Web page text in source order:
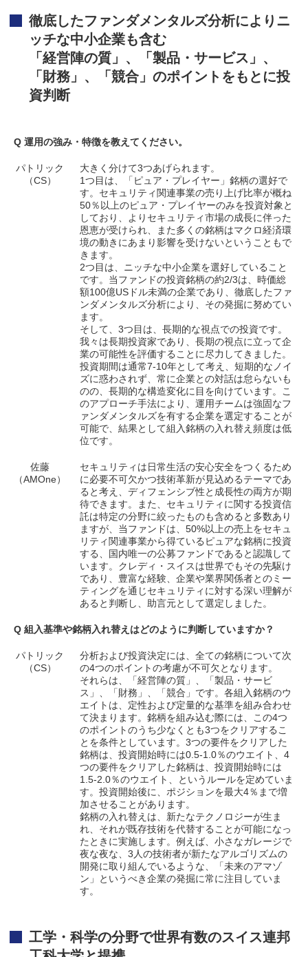
徹底したファンダメンタルズ分析によりニ
ッチな中小企業も含む
「経営陣の質」、「製品・サービス」、
「財務」、「競合」のポイントをもとに投
資判断
Q 運用の強み・特徴を教えてください。
パトリック
（CS）
大きく分けて3つあげられます。
1つ目は、「ピュア・プレイヤー」銘柄の選好で
す。セキュリティ関連事業の売り上げ比率が概ね
50％以上のピュア・プレイヤーのみを投資対象と
しており、よりセキュリティ市場の成長に伴った
恩恵が受けられ、また多くの銘柄はマクロ経済環
境の動きにあまり影響を受けないということもで
きます。
2つ目は、ニッチな中小企業を選好していること
です。当ファンドの投資銘柄の約2/3は、時価総
額100億USドル未満の企業であり、徹底したファ
ンダメンタルズ分析により、その発掘に努めてい
ます。
そして、3つ目は、長期的な視点での投資です。
我々は長期投資家であり、長期の視点に立って企
業の可能性を評価することに尽力してきました。
投資期間は通常7-10年として考え、短期的なノイ
ズに惑わされず、常に企業との対話は怠らないも
のの、長期的な構造変化に目を向けています。こ
のアプローチ手法により、運用チームは強固なフ
ァンダメンタルズを有する企業を選定することが
可能で、結果として組入銘柄の入れ替え頻度は低
位です。
佐藤
（AMOne）
セキュリティは日常生活の安心安全をつくるため
に必要不可欠かつ技術革新が見込めるテーマであ
ると考え、ディフェンシブ性と成長性の両方が期
待できます。また、セキュリティに関する投資信
託は特定の分野に絞ったものも含めると多数あり
ますが、当ファンドは、50%以上の売上をセキュ
リティ関連事業から得ているピュアな銘柄に投資
する、国内唯一の公募ファンドであると認識して
います。クレディ・スイスは世界でもその先駆け
であり、豊富な経験、企業や業界関係者とのミー
ティングを通じセキュリティに対する深い理解が
あると判断し、助言元として選定しました。
Q 組入基準や銘柄入れ替えはどのように判断していますか？
パトリック
（CS）
分析および投資決定には、全ての銘柄について次
の4つのポイントの考慮が不可欠となります。
それらは、「経営陣の質」、「製品・サービ
ス」、「財務」、「競合」です。各組入銘柄のウ
エイトは、定性および定量的な基準を組み合わせ
て決まります。銘柄を組み込む際には、この4つ
のポイントのうち少なくとも3つをクリアするこ
とを条件としています。3つの要件をクリアした
銘柄は、投資開始時には0.5-1.0％のウエイト、4
つの要件をクリアした銘柄は、投資開始時には
1.5-2.0％のウエイト、というルールを定めていま
す。投資開始後に、ポジションを最大4％まで増
加させることがあります。
銘柄の入れ替えは、新たなテクノロジーが生ま
れ、それが既存技術を代替することが可能になっ
たときに実施します。例えば、小さなガレージで
夜な夜な、3人の技術者が新たなアルゴリズムの
開発に取り組んでいるような、「未来のアマゾ
ン」というべき企業の発掘に常に注目していま
す。
工学・科学の分野で世界有数のスイス連邦